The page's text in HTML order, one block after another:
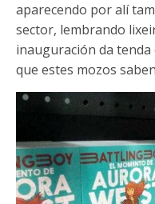
aparecendo por alí
sector, lembrando
inauguración da tenda
que estes mozos